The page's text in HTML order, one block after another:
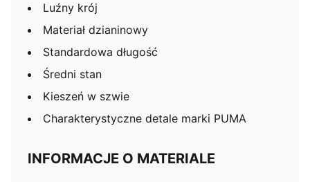
Luźny krój
Materiał dzianinowy
Standardowa długość
Średni stan
Kieszeń w szwie
Charakterystyczne detale marki PUMA
INFORMACJE O MATERIALE